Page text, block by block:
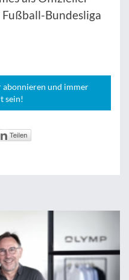
Bundesliga
und immer
sein!